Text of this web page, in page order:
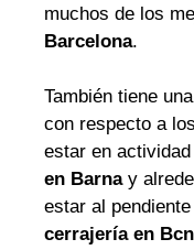
muchos de los
Barcelona.
También tiene
con respecto a
estar en
en Barnay
estar al
cerrajería en Bcn